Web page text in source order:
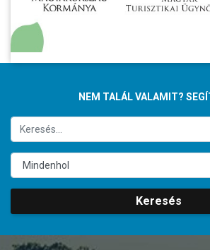
NEM TALÁL VALAMIT?
Keresés